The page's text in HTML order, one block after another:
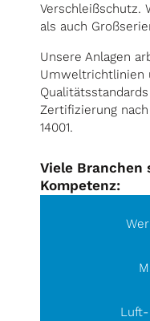
Verschleißschutz.
als auch
Unsere Anlagen
Umweltrichtlinien
Zertifizierung nach
14001.
Viele Branchen
Kompetenz: